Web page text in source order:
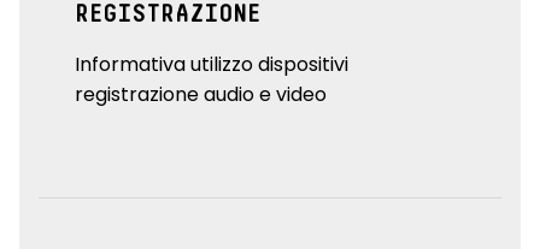
REGISTRAZIONE
Informativa utilizzo dispositivi
registrazione audio e video